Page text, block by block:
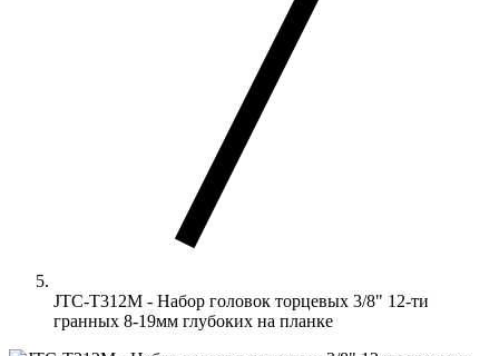
JTC-T312M - Набор головок торцевых 3/8" 12-ти
гранных 8-19мм глубоких на планке